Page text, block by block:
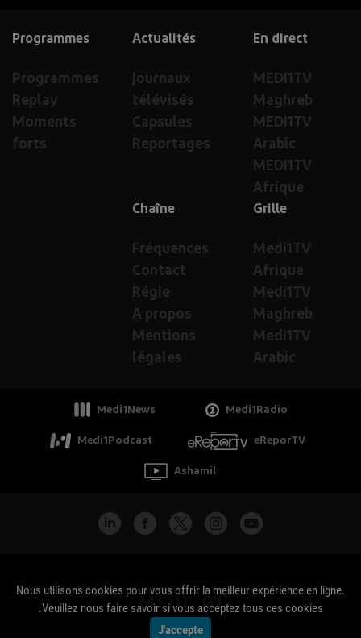
En direct
MEDI1TV
Maghreb
MEDI1TV
Arabic
MEDI1TV
Afrique
Actualités
Journaux
télévisés
Capsules
Reportages
Programmes
Programmes
Replay
Moments
forts
Grille
Medi1TV
Afrique
Medi1TV
Maghreb
Medi1TV
Arabic
Chaîne
Fréquences
Contact
Régie
A propos
Mentions
légales
Medi1News Medi1Radio
Medi1Podcast eReporTV
Ashamil
جميع الحقوق محفوظة - Copyright Medi1TV ©
Nous utilisons cookies pour vous offrir la meilleur expérience en ligne.
Veuillez nous faire savoir si vous acceptez tous ces cookies.
J'accepte